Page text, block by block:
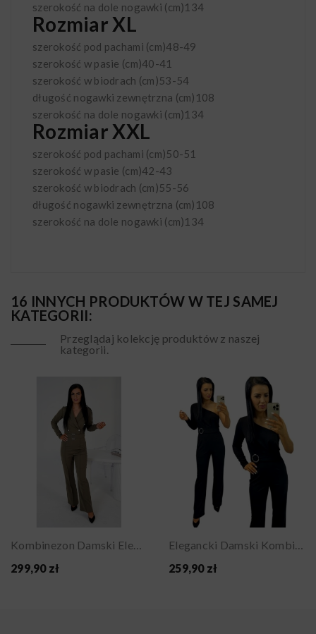
szerokość na dole nogawki (cm)134
Rozmiar XL
szerokość pod pachami (cm)48-49
szerokość w pasie (cm)40-41
szerokość w biodrach (cm)53-54
długość nogawki zewnętrzna (cm) 108
szerokość na dole nogawki (cm)134
Rozmiar XXL
szerokość pod pachami (cm)50-51
szerokość w pasie (cm)42-43
szerokość w biodrach (cm)55-56
długość nogawki zewnętrzna (cm) 108
szerokość na dole nogawki (cm)134
16 INNYCH PRODUKTÓW W TEJ SAMEJ
KATEGORII:
Przeglądaj kolekcję produktów z naszej
kategorii.
Kombinezon Damski Elegancki Militarny Z...
299,90 zł
259,90 zł